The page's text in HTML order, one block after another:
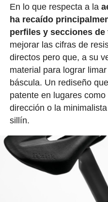
En lo que respecta a la
ha recaído
perfiles y secciones de
mejorar las cifras de
directos pero que, a su
material para lograr
báscula. Un rediseño
patente en lugares
dirección o la
sillín.